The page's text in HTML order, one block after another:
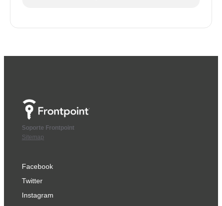
Soporte Frontpoint
Sitemap
Facebook
Twitter
Instagram